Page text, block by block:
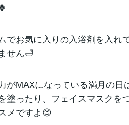
でお気に入りの入浴剤を入れ
せん🛁
がMAXになっている満月の日
塗ったり、フェイスマスクを
メですよ😊